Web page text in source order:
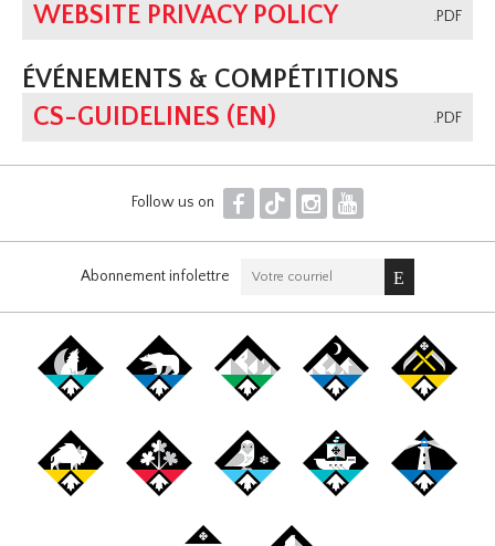
.PDF
WEBSITE PRIVACY POLICY
ÉVÉNEMENTS & COMPÉTITIONS
.PDF
CS-GUIDELINES (EN)
Follow us on F T I Y
Abonnement infolettre